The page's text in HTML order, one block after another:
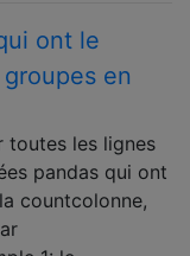
ont le
en
toutes les lignes
pandas qui ont
countcolonne,